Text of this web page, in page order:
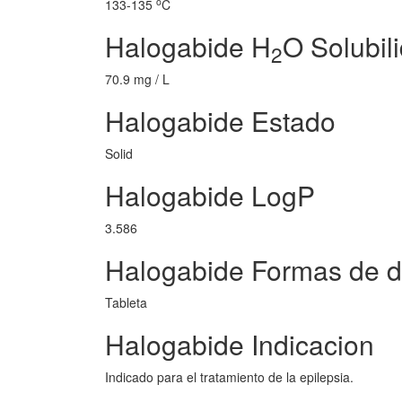
133-135 C
Halogabide H2O
70.9 mg / L
Halogabide Estado
Solid
Halogabide LogP
3.586
Halogabide Formas de
Tableta
Halogabide Indicacion
Indicado para el tratamiento de la epilepsia.